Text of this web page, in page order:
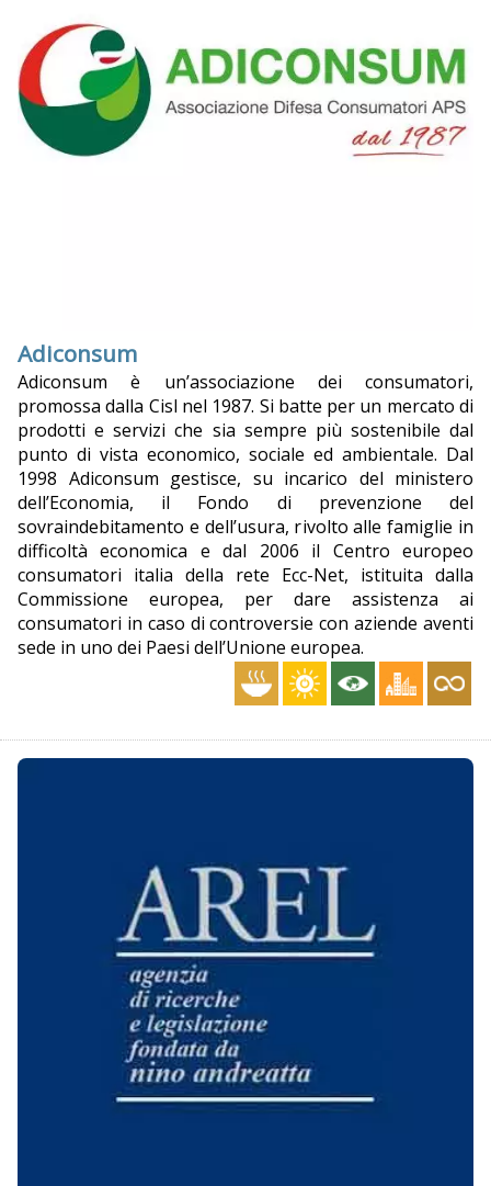
Adiconsum
Adiconsum è un’associazione dei consumatori,
promossa dalla Cisl nel 1987. Si batte per un mercato di
prodotti e servizi che sia sempre più sostenibile dal
punto di vista economico, sociale ed ambientale. Dal
1998 Adiconsum gestisce, su incarico del ministero
dell’Economia, il Fondo di prevenzione del
sovraindebitamento e dell’usura, rivolto alle famiglie in
difficoltà economica e dal 2006 il Centro europeo
consumatori italia della rete Ecc-Net, istituita dalla
Commissione europea, per dare assistenza ai
consumatori in caso di controversie con aziende aventi
sede in uno dei Paesi dell’Unione europea.